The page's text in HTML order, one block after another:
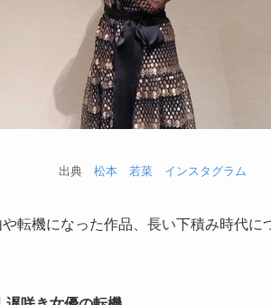
出典 松本 若菜 インスタグラム
転機になった作品、長い下積み時代に